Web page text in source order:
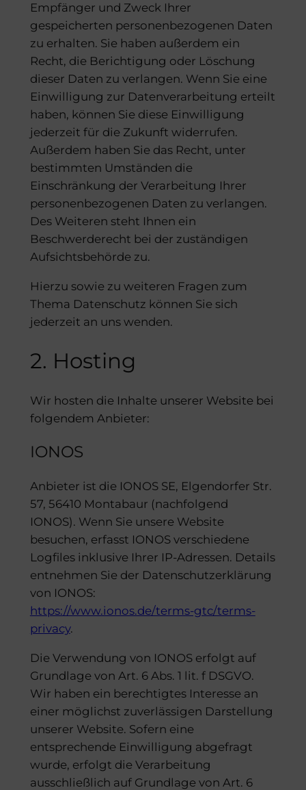
Empfänger und Zweck Ihrer
gespeicherten personenbezogenen Daten
zu erhalten. Sie haben außerdem ein
Recht, die Berichtigung oder Löschung
dieser Daten zu verlangen. Wenn Sie eine
Einwilligung zur Datenverarbeitung erteilt
haben, können Sie diese Einwilligung
jederzeit für die Zukunft widerrufen.
Außerdem haben Sie das Recht, unter
bestimmten Umständen die
Einschränkung der Verarbeitung Ihrer
personenbezogenen Daten zu verlangen.
Des Weiteren steht Ihnen ein
Beschwerderecht bei der zuständigen
Aufsichtsbehörde zu.
Hierzu sowie zu weiteren Fragen zum
Thema Datenschutz können Sie sich
jederzeit an uns wenden.
2. Hosting
Wir hosten die Inhalte unserer Website bei
folgendem Anbieter:
IONOS
Anbieter ist die IONOS SE, Elgendorfer Str.
57, 56410 Montabaur (nachfolgend
IONOS). Wenn Sie unsere Website
besuchen, erfasst IONOS verschiedene
Logfiles inklusive Ihrer IP-Adressen. Details
entnehmen Sie der Datenschutzerklärung
von IONOS:
https://www.ionos.de/terms-gtc/terms-
privacy.
Die Verwendung von IONOS erfolgt auf
Grundlage von Art. 6 Abs. 1 lit. f DSGVO.
Wir haben ein berechtigtes Interesse an
einer möglichst zuverlässigen Darstellung
unserer Website. Sofern eine
entsprechende Einwilligung abgefragt
wurde, erfolgt die Verarbeitung
ausschließlich auf Grundlage von Art. 6